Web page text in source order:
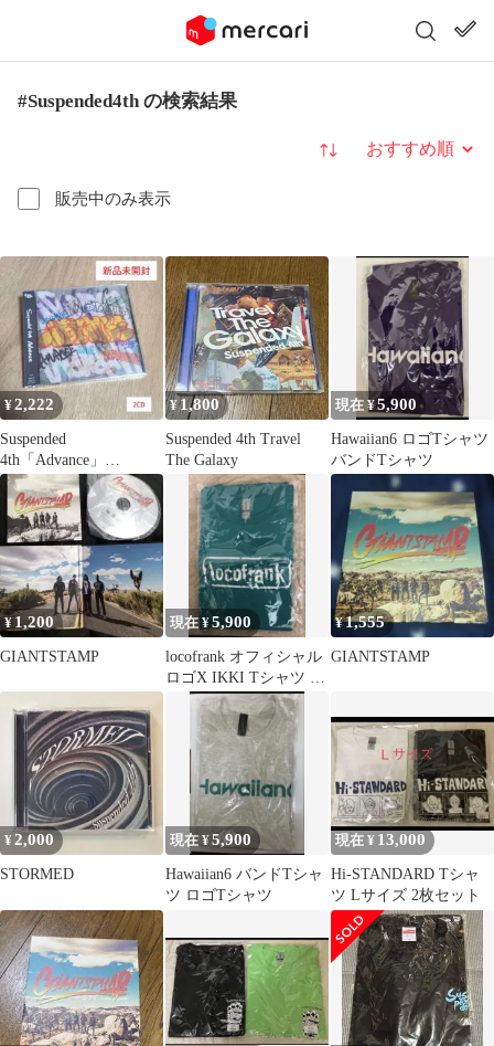
#Suspended4th の検索結果
販売中のみ表示
並び替え
¥2,222
Suspended
4th「Advance」
〈2CD〉
¥1,800
Suspended 4th Travel
The Galaxy
現在 ¥5,900
Hawaiian6 ロゴTシャツ
バンドTシャツ
¥ 1,200
GIANTSTAMP
現在 ¥5,900
locofrank オフィシャル
ロゴX IKKI Tシャツ ビ
リジアンX白
¥1,555
GIANTSTAMP
¥2,000
STORMED
現在 ¥5,900
Hawaiian6 バンドTシャ
ツ ロゴTシャツ
現在 ¥ 13,000
Hi-STANDARD Tシャ
ツ Lサイズ 2枚セット